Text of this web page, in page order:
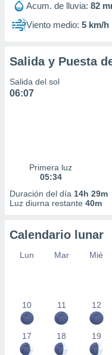
Acum. de lluvia: 82
Viento medio: 5 km/h
Salida y Puesta
Salida del sol
06:07
Primera luz
05:34
Duración del día 14h 29m
Luz diurna restante 40m
Calendario lunar
Lun Mar Mié
10 11 12
17 18 19